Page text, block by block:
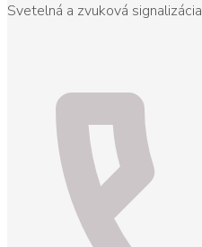
Svetelná a zvuková signalizácia